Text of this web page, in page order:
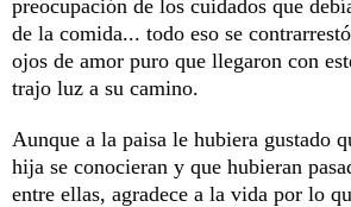
preocupación de los cuidados que
de la comida... todo eso se
ojos de amor puro que llegaron con
trajo luz a su camino.
Aunque a la paisa le hubiera gustado
hija se conocieran y que hubieran
entre ellas, agradece a la vida por lo